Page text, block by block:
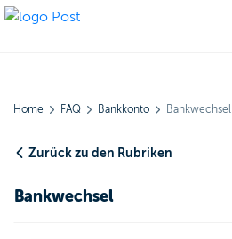
Home FAQ Bankkonto Bankwechsel
Zurück zu den Rubriken
Bankwechsel